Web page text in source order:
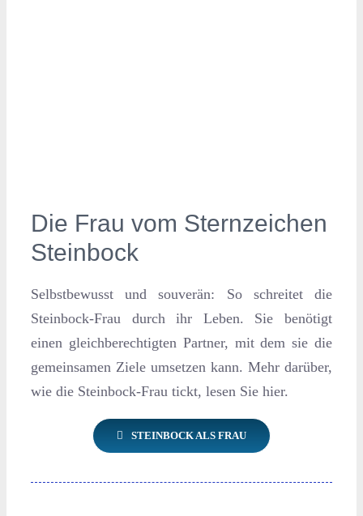
Die Frau vom Sternzeichen
Steinbock
Selbstbewusst und souverän: So schreitet die
Steinbock-Frau durch ihr Leben. Sie benötigt
einen gleichberechtigten Partner, mit dem sie die
gemeinsamen Ziele umsetzen kann. Mehr darüber,
wie die Steinbock-Frau tickt, lesen Sie hier.
STEINBOCK ALS FRAU